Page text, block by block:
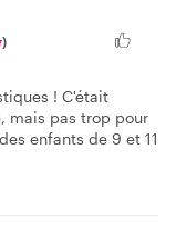
)
! C'était
mais pas trop pour
enfants de 9 et 11